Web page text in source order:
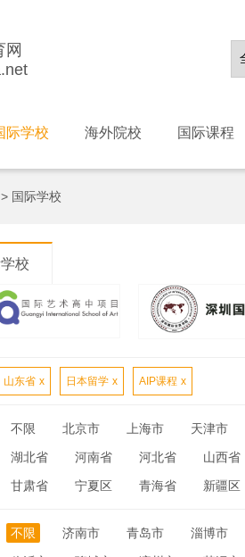
网
际学校 海外院校 国际课程
> 国际学校
校
山东省 x 日本留学 x AIP课程 x
不限 北京市 上海市
天津市
湖北省
河南省 河北省
山西省
甘肃省
宁夏区 青海省 新疆区
不限 济南市 青岛市
淄博市